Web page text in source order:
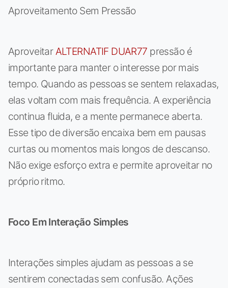
Aproveitamento Sem Pressão
AproveitarALTERNATIF DUAR77 pressão é
importante para manter o interesse por mais
tempo. Quando as pessoas se sentem relaxadas,
elas voltam com mais frequência. A experiência
continua fluida, e a mente permanece aberta.
Esse tipo de diversão encaixa bem em pausas
curtas ou momentos mais longos de descanso.
Não exige esforço extra e permite aproveitar no
próprio ritmo.
Foco Em Interação Simples
Interações simples ajudam as pessoas a se
sentirem conectadas sem confusão. Ações